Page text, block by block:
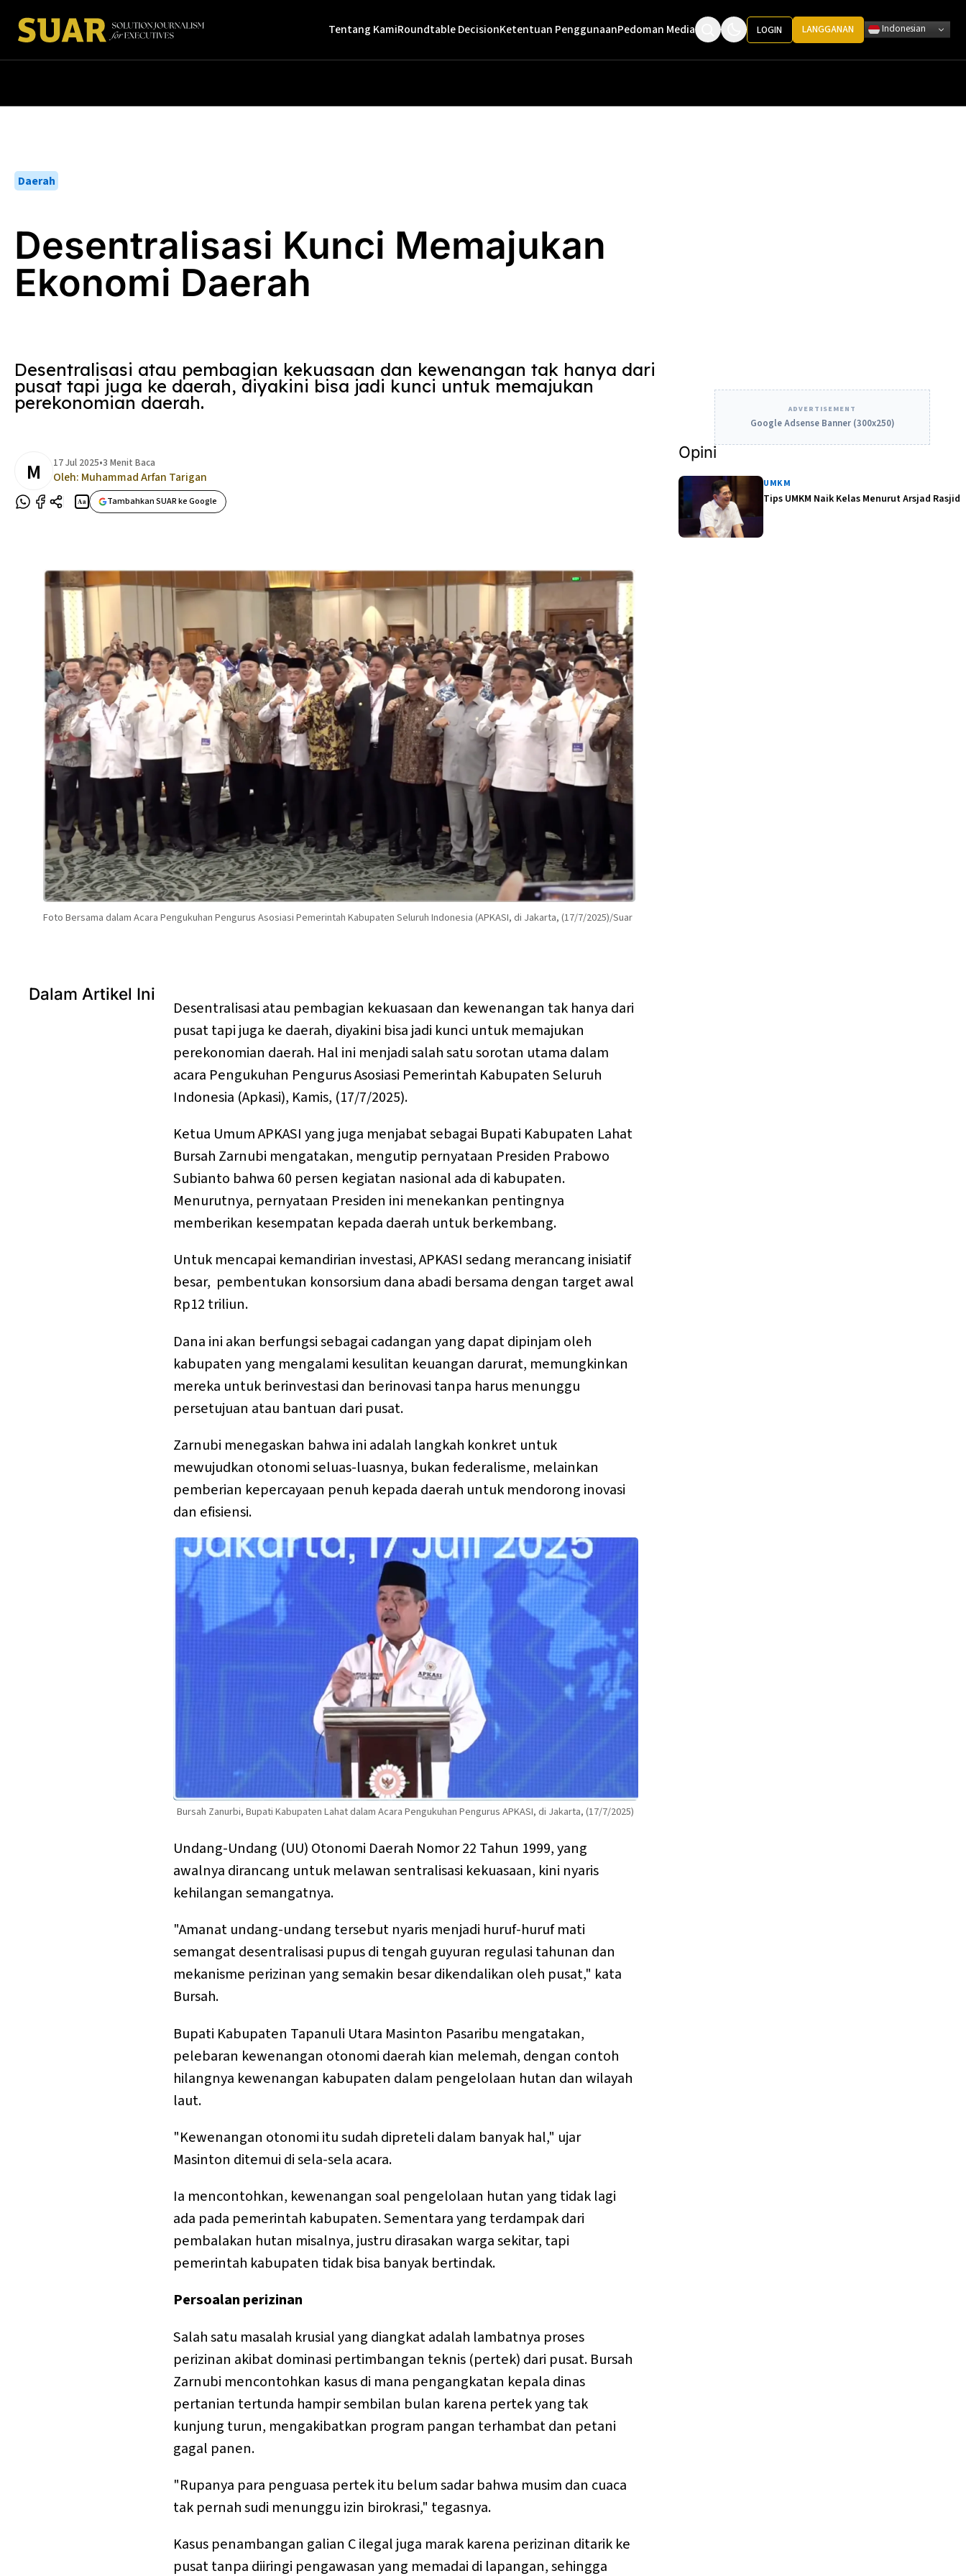
Tentang KamiRoundtable DecisionKetentuan PenggunaanPedoman Media LOGIN LANGGANAN Indonesian
Daerah
Desentralisasi Kunci Memajukan
Ekonomi Daerah
Desentralisasi atau pembagian kekuasaan dan kewenangan tak hanya dari
pusat tapi juga ke daerah, diyakini bisa jadi kunci untuk memajukan
perekonomian daerah.
M 17 Jul 2025•3 Menit Baca
Oleh: Muhammad Arfan Tarigan
Aa Tambahkan SUAR ke Google
Foto Bersama dalam Acara Pengukuhan Pengurus Asosiasi Pemerintah Kabupaten Seluruh Indonesia (APKASI, di Jakarta, (17/7/2025)/Suar
Dalam Artikel Ini
Desentralisasi atau pembagian kekuasaan dan kewenangan tak hanya dari
pusat tapi juga ke daerah, diyakini bisa jadi kunci untuk memajukan
perekonomian daerah. Hal ini menjadi salah satu sorotan utama dalam
acara Pengukuhan Pengurus Asosiasi Pemerintah Kabupaten Seluruh
Indonesia (Apkasi), Kamis, (17/7/2025).
Ketua Umum APKASI yang juga menjabat sebagai Bupati Kabupaten Lahat
Bursah Zarnubi mengatakan, mengutip pernyataan Presiden Prabowo
Subianto bahwa 60 persen kegiatan nasional ada di kabupaten.
Menurutnya, pernyataan Presiden ini menekankan pentingnya
memberikan kesempatan kepada daerah untuk berkembang.
Untuk mencapai kemandirian investasi, APKASI sedang merancang inisiatif
besar, pembentukan konsorsium dana abadi bersama dengan target awal
Rp12 triliun.
Dana ini akan berfungsi sebagai cadangan yang dapat dipinjam oleh
kabupaten yang mengalami kesulitan keuangan darurat, memungkinkan
mereka untuk berinvestasi dan berinovasi tanpa harus menunggu
persetujuan atau bantuan dari pusat.
Zarnubi menegaskan bahwa ini adalah langkah konkret untuk
mewujudkan otonomi seluas-luasnya, bukan federalisme, melainkan
pemberian kepercayaan penuh kepada daerah untuk mendorong inovasi
dan efisiensi.
Bursah Zanurbi, Bupati Kabupaten Lahat dalam Acara Pengukuhan Pengurus APKASI, di Jakarta, (17/7/2025)
Undang-Undang (UU) Otonomi Daerah Nomor 22 Tahun 1999, yang
awalnya dirancang untuk melawan sentralisasi kekuasaan, kini nyaris
kehilangan semangatnya.
"Amanat undang-undang tersebut nyaris menjadi huruf-huruf mati
semangat desentralisasi pupus di tengah guyuran regulasi tahunan dan
mekanisme perizinan yang semakin besar dikendalikan oleh pusat," kata
Bursah.
Bupati Kabupaten Tapanuli Utara Masinton Pasaribu mengatakan,
pelebaran kewenangan otonomi daerah kian melemah, dengan contoh
hilangnya kewenangan kabupaten dalam pengelolaan hutan dan wilayah
laut.
"Kewenangan otonomi itu sudah dipreteli dalam banyak hal," ujar
Masinton ditemui di sela-sela acara.
Ia mencontohkan, kewenangan soal pengelolaan hutan yang tidak lagi
ada pada pemerintah kabupaten. Sementara yang terdampak dari
pembalakan hutan misalnya, justru dirasakan warga sekitar, tapi
pemerintah kabupaten tidak bisa banyak bertindak.
Persoalan perizinan
Salah satu masalah krusial yang diangkat adalah lambatnya proses
perizinan akibat dominasi pertimbangan teknis (pertek) dari pusat. Bursah
Zarnubi mencontohkan kasus di mana pengangkatan kepala dinas
pertanian tertunda hampir sembilan bulan karena pertek yang tak
kunjung turun, mengakibatkan program pangan terhambat dan petani
gagal panen.
"Rupanya para penguasa pertek itu belum sadar bahwa musim dan cuaca
tak pernah sudi menunggu izin birokrasi," tegasnya.
Kasus penambangan galian C ilegal juga marak karena perizinan ditarik ke
pusat tanpa diiringi pengawasan yang memadai di lapangan, sehingga
ADVERTISEMENT
Google Adsense Banner (300x250)
Opini
UMKM
Tips UMKM Naik Kelas Menurut Arsjad Rasjid